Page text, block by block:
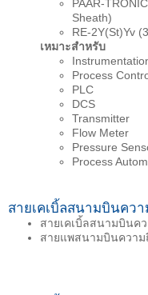
PAAR-
Sheath)
RE-2Y(St)Yv
เหมาะสำหรับ
Process
PLC
DCS
Transmitter
Flow Meter
Pressure
Process
สายเคเบิ้ลสนามบินควา
สายเคเบิ้ลสนามบินค
สายแพสนามบินความ